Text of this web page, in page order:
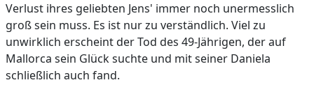
Verlust ihres geliebten Jens' immer noch unermesslich
groß sein muss. Es ist nur zu verständlich. Viel zu
unwirklich erscheint der Tod des 49-Jährigen, der auf
Mallorca sein Glück suchte und mit seiner Daniela
schließlich auch fand.